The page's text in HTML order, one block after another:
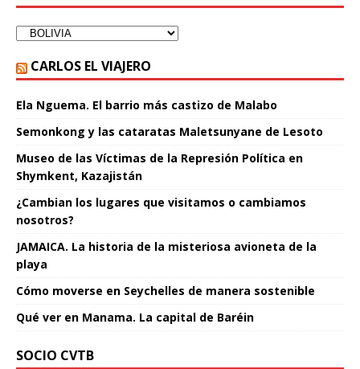
CARLOS EL VIAJERO
Ela Nguema. El barrio más castizo de Malabo
Semonkong y las cataratas Maletsunyane de Lesoto
Museo de las Víctimas de la Represión Política en
Shymkent, Kazajistán
¿Cambian los lugares que visitamos o cambiamos
nosotros?
JAMAICA. La historia de la misteriosa avioneta de la
playa
Cómo moverse en Seychelles de manera sostenible
Qué ver en Manama. La capital de Baréin
SOCIO CVTB